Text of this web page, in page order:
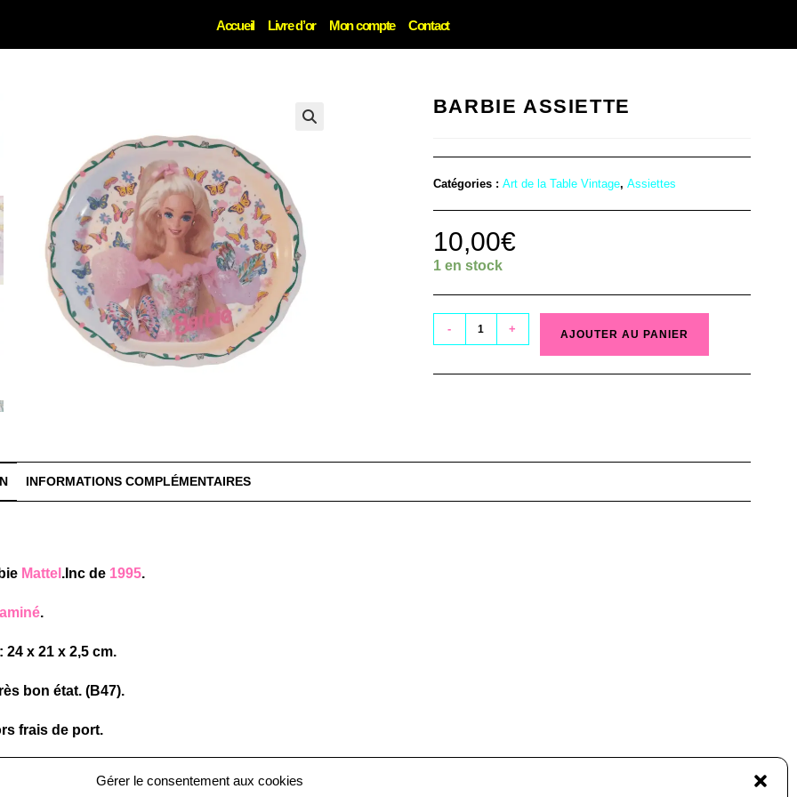
Gérer le consentement aux cookies
Accueil Livre d’or Mon compte Contact
BARBIE ASSIETTE
Catégories : Art de la Table Vintage, Assiettes
10,00€
1 en stock
- + AJOUTER AU PANIER
INFORMATIONS COMPLÉMENTAIRES
Mattel .Inc de 1995.
.
24 x 21 x 2,5 cm.
bon état. (B47).
frais de port.